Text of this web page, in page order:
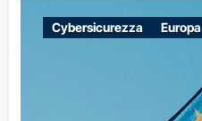
Cybersicurezza Europa